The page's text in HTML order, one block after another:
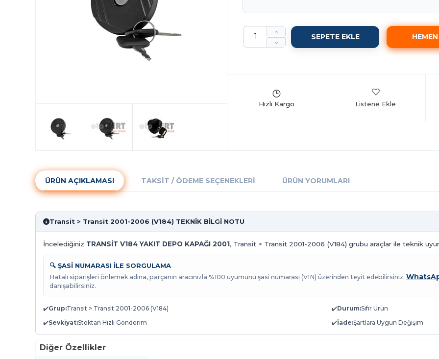
Listene Ekle
ÜRÜN AÇIKLAMASI TAKSIT / ÖDEME SEÇENEKLERI ÜRÜN YORUMLARI
Transit > Transit 2001-2006 (V184) TEKNİK BİLGİ NOTU
İncelediğiniz TRANSİT V184 YAKIT DEPO KAPAĞI 2001, Transit > Transit 2001-2006 (V184) grubu araçlar ile teknik
🔍 ŞASİ NUMARASI İLE SORGULAMA
Hatalı siparişleri önlemek adına, parçanın aracınızla %100 uyumunu şasi numarası (VIN) üzerinden teyit edebilirsiniz.
danışabilirsiniz.
✔️Grup:Transit > Transit 2001-2006 (V184) ✔️Durum:Sıfır Ürün
✔️Sevkiyat:Stoktan Hızlı Gönderim ✔️İade:Şartlara Uygun Değişim
Diğer Özellikler